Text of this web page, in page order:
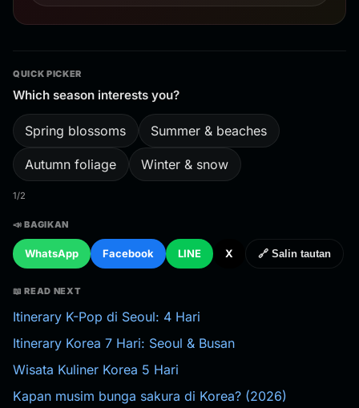
QUICK PICKER
Which season interests you?
Spring blossoms Summer & beaches
Autumn foliage Winter & snow
1/2
📣 BAGIKAN
WhatsApp Facebook LINE X 🔗 Salin tautan
📖 READ NEXT
Itinerary K-Pop di Seoul: 4 Hari
Itinerary Korea 7 Hari: Seoul & Busan
Wisata Kuliner Korea 5 Hari
Kapan musim bunga sakura di Korea? (2026)